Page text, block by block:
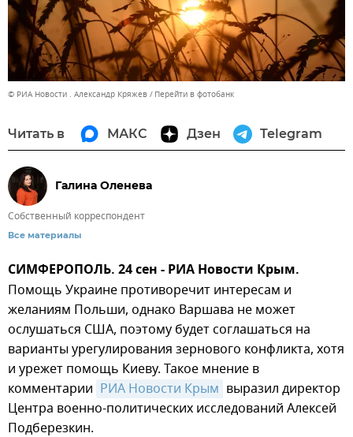
© РИА Новости . Александр Кряжев Перейти в фотобанк
Читать в МАКС Дзен Telegram
Галина Оленева
Собственный корреспондент
Все материалы
СИМФЕРОПОЛЬ. 24 сен - РИА Новости Крым.
Помощь Украине противоречит интересам и
желаниям Польши, однако Варшава не может
ослушаться США, поэтому будет соглашаться на
варианты урегулирования зернового конфликта, хотя
и урежет помощь Киеву. Такое мнение в
комментарии РИА Новости Крым выразил директор
Центра военно-политических исследований Алексей
Подберезкин.